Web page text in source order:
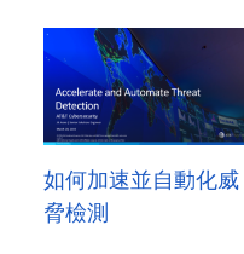
如何加速並自動化威
脅檢測